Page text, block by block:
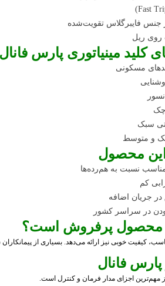
جنس فایبرگلاس تقویت‌شده
ریل
کلید مینیاتوری پارس فانال
مسکونی
سبک
و متوسط
این محصول
نسبت به هم‌رده‌ها
کم
جریان اضافه
در سراسر کشور
محصول پرفروش است؟
کیفیت خوبی نیز ارائه می‌دهد. بسیاری از پیمانکاران
پارس فانال
مهم‌ترین اجزای مدار فرمان و کنترل است.